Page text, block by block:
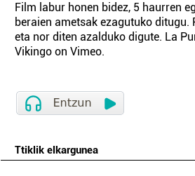
Film labur honen bidez, 5 haurren
beraien ametsak ezagutuko
eta nor diten azalduko digute. La
Vikingo on Vimeo.
Ttiklik elkargunea